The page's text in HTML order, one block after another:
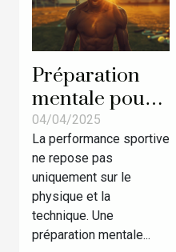
Préparation
mentale pour
la compétition
techniques
inédites pour
améliorer la
performance
sportive
04/04/2025
La performance sportive
ne repose pas
uniquement sur le
physique et la
technique. Une
préparation mentale...